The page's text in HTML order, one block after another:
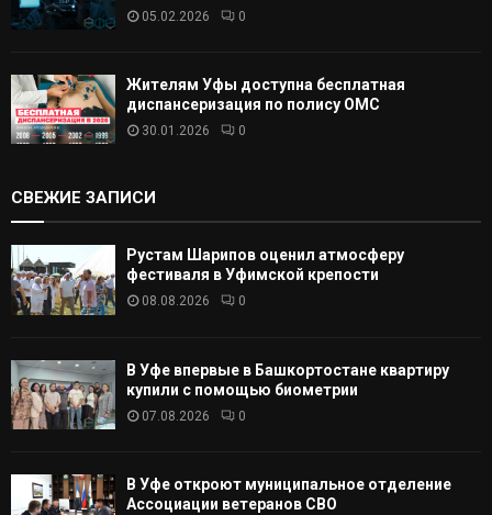
05.02.2026 0
Жителям Уфы доступна бесплатная
диспансеризация по полису ОМС
30.01.2026 0
СВЕЖИЕ ЗАПИСИ
Рустам Шарипов оценил атмосферу
фестиваля в Уфимской крепости
08.08.2026 0
В Уфе впервые в Башкортостане квартиру
купили с помощью биометрии
07.08.2026 0
В Уфе откроют муниципальное отделение
Ассоциации ветеранов СВО